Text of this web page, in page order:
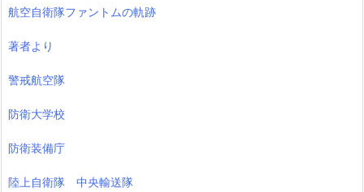
航空自衛隊ファントムの軌跡
著者より
警戒航空隊
防衛大学校
防衛装備庁
陸上自衛隊 中央輸送隊